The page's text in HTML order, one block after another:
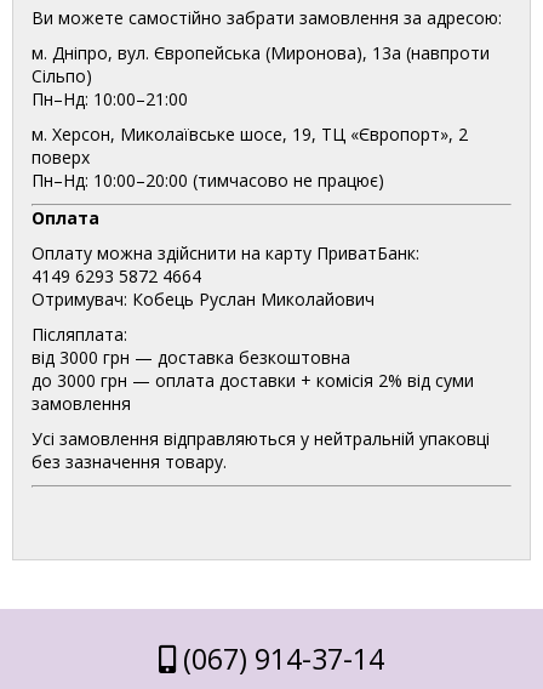
Ви можете самостійно забрати замовлення за адресою:
м. Дніпро, вул. Європейська (Миронова), 13а (навпроти
Сільпо)
Пн–Нд: 10:00–21:00
м. Херсон, Миколаївське шосе, 19, ТЦ «Європорт», 2
поверх
Пн–Нд: 10:00–20:00 (тимчасово не працює)
Оплата
Оплату можна здійснити на карту ПриватБанк:
4149 6293 5872 4664
Отримувач: Кобець Руслан Миколайович
Післяплата:
від 3000 грн — доставка безкоштовна
до 3000 грн — оплата доставки + комісія 2% від суми
замовлення
Усі замовлення відправляються у нейтральній упаковці
без зазначення товару.
(067) 914-37-14